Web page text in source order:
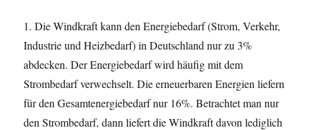
1. Die Windkraft kann den Energiebedarf (Strom, Verkehr,
Industrie und Heizbedarf) in Deutschland nur zu 3%
abdecken. Der Energiebedarf wird häufig mit dem
Strombedarf verwechselt. Die erneuerbaren Energien liefern
für den Gesamtenergiebedarf nur 16%. Betrachtet man nur
den Strombedarf, dann liefert die Windkraft davon lediglich